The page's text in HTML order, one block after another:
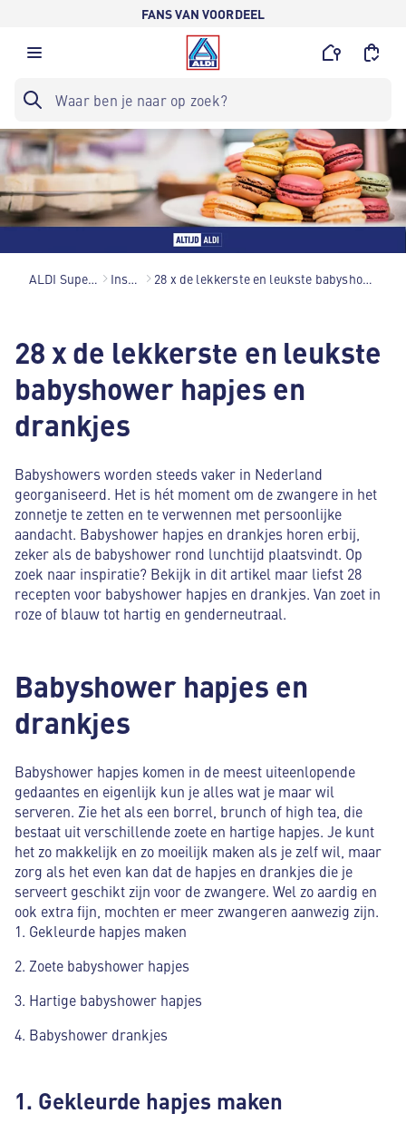
FANS VAN VOORDEEL
ALDI Supermarkten Inspiratie 28 x de lekkerste en leukste babyshower hapjes en drankjes
28 x de lekkerste en leukste
babyshower hapjes en
drankjes
Babyshowers worden steeds vaker in Nederland
georganiseerd. Het is hét moment om de zwangere in het
zonnetje te zetten en te verwennen met persoonlijke
aandacht. Babyshower hapjes en drankjes horen erbij,
zeker als de babyshower rond lunchtijd plaatsvindt. Op
zoek naar inspiratie? Bekijk in dit artikel maar liefst 28
recepten voor babyshower hapjes en drankjes. Van zoet in
roze of blauw tot hartig en genderneutraal.
Babyshower hapjes en
drankjes
Babyshower hapjes komen in de meest uiteenlopende
gedaantes en eigenlijk kun je alles wat je maar wil
serveren. Zie het als een borrel, brunch of high tea, die
bestaat uit verschillende zoete en hartige hapjes. Je kunt
het zo makkelijk en zo moeilijk maken als je zelf wil, maar
zorg als het even kan dat de hapjes en drankjes die je
serveert geschikt zijn voor de zwangere. Wel zo aardig en
ook extra fijn, mochten er meer zwangeren aanwezig zijn.
Gekleurde hapjes maken
Zoete babyshower hapjes
Hartige babyshower hapjes
Babyshower drankjes
1. Gekleurde hapjes maken